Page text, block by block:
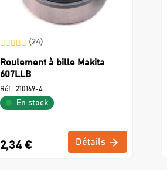
(24)
Roulement à bille Makita
607LLB
Réf : 210169-4
En stock
2,34 € Détails